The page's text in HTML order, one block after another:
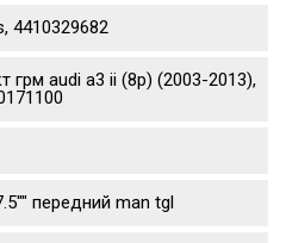
4410329682
грм audi a3 ii (8p) (2003-2013),
передний man tgl